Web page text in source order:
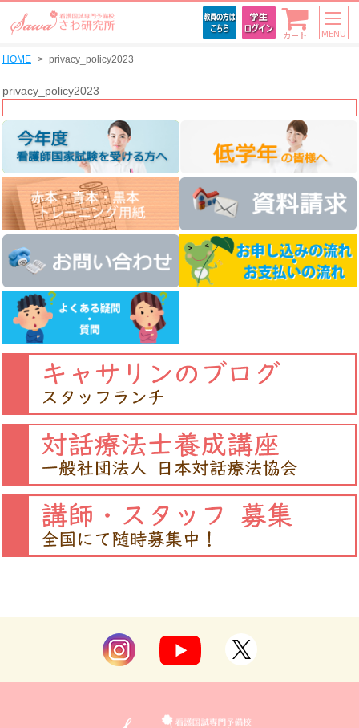
カート MENU
HOME privacy_policy2023
privacy_policy2023